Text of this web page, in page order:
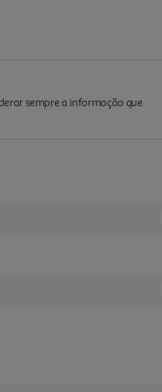
sempre a informação que